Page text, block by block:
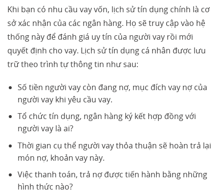
Khi bạn có nhu cầu vay vốn, lịch sử tín dụng chính là cơ
sở xác nhận của các ngân hàng. Họ sẽ truy cập vào hệ
thống này để đánh giá uy tín của người vay rồi mới
quyết định cho vay. Lịch sử tín dụng cá nhân được lưu
trữ theo trình tự thông tin như sau:
Số tiền người vay còn đang nợ, mục đích vay nợ của
người vay khi yêu cầu vay.
Tổ chức tín dụng, ngân hàng ký kết hợp đồng với
người vay là ai?
Thời gian cụ thể người vay thỏa thuận sẽ hoàn trả lại
món nợ, khoản vay này.
Việc thanh toán, trả nợ được tiến hành bằng những
hình thức nào?